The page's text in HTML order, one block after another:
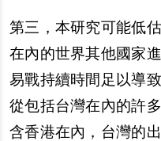
第三，本研究可能低
在內的世界其他國家
易戰持續時間足以導
從包括台灣在內的許
含香港在內，台灣的